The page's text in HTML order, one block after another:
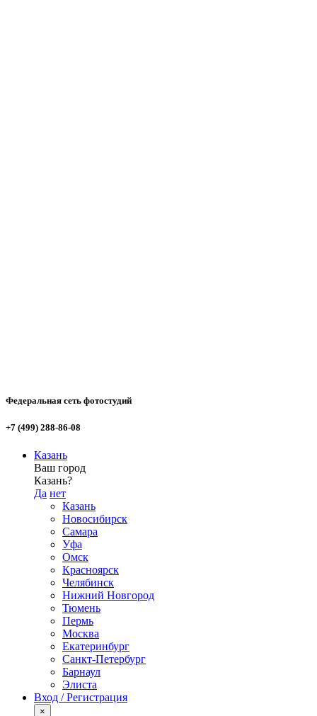
Федеральная сеть фотостудий
+7 (499) 288-86-08
Казань
Ваш город
Казань?
Да нет
Казань
Новосибирск
Самара
Уфа
Омск
Красноярск
Челябинск
Нижний Новгород
Тюмень
Пермь
Москва
Екатеринбург
Санкт-Петербург
Барнаул
Элиста
Вход / Регистрация
×